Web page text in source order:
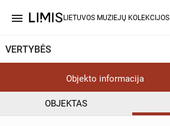
menu LIETUVOS MUZIEJŲ KOLEKCIJOS
VERTYBĖS
Objekto informacija
OBJEKTAS